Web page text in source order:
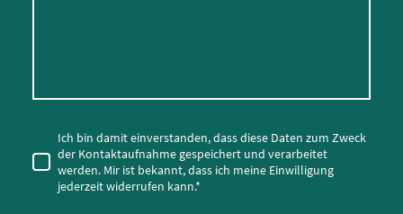
Ich bin damit einverstanden, dass diese Daten zum Zweck
der Kontaktaufnahme gespeichert und verarbeitet
werden. Mir ist bekannt, dass ich meine Einwilligung
jederzeit widerrufen kann.*